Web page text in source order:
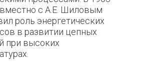
с А.Е. Шиловым
роль энергетических
в развитии цепных
при высоких